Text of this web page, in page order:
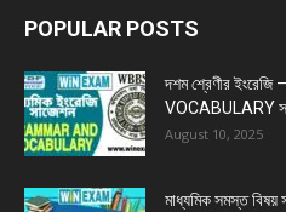
POPULAR POSTS
দশম শ্রেণীর
VOCABULARY
August 10, 2025
মাধ্যমিক সমস্ত